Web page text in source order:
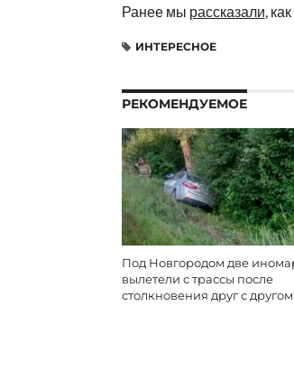
Ранее мы рассказали,
ИНТЕРЕСНОЕ
РЕКОМЕНДУЕМОЕ
Под Новгородом две
вылетели с трассы после
столкновения друг с другом